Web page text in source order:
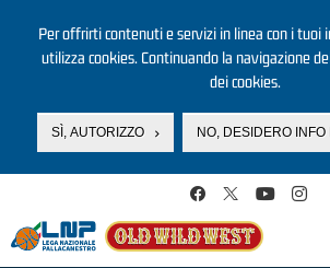
Per offrirti contenuti e servizi in linea con i tuoi
utilizza cookies. Continuando la navigazione
dei cookies.
SÌ, AUTORIZZO NO, DESIDERO INFO